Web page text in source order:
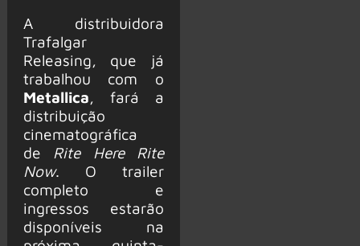
A distribuidora
Trafalgar
Releasing, que já
trabalhou com o
Metallica, fará a
distribuição
cinematográfica
de Rite Here Rite
Now. O trailer
completo e
ingressos estarão
disponíveis na